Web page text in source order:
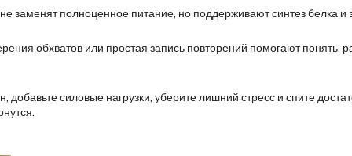
заменят полноценное питание, но поддерживают синтез белка
обхватов или простая запись повторений помогают понять,
добавьте силовые нагрузки, уберите лишний стресс и спите